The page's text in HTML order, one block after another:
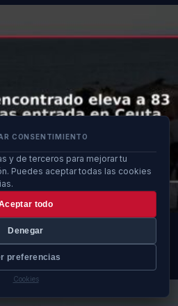
CONSENTIMIENTO
y de terceros para mejorar tu
Puedes aceptar todas las cookies
todo
Denegar
preferencias
Cookies
eleva a 83 los muertos tras